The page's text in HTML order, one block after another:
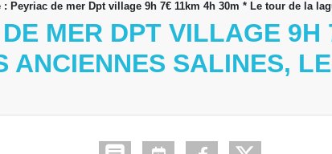
: Peyriac de mer Dpt village 9h 7€ 11km 4h 30m * Le tour de la
MER DPT VILLAGE
ANCIENNES SALINES,